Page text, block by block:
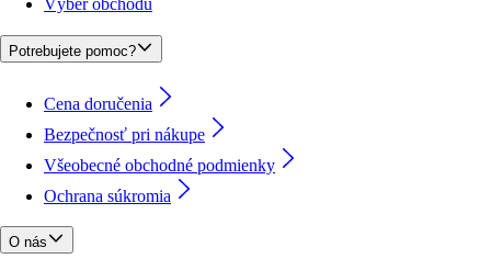
Výber obchodu
Potrebujete pomoc?
Cena doručenia
Bezpečnosť pri nákupe
Všeobecné obchodné podmienky
Ochrana súkromia
O nás